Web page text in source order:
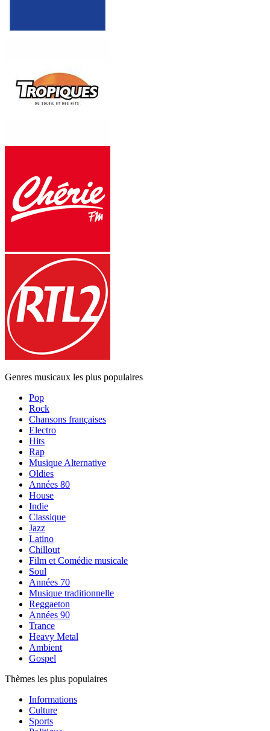
Genres musicaux les plus populaires
Pop
Rock
Chansons françaises
Electro
Hits
Rap
Musique Alternative
Oldies
Années 80
House
Indie
Classique
Jazz
Latino
Chillout
Film et Comédie musicale
Soul
Années 70
Musique traditionnelle
Reggaeton
Années 90
Trance
Heavy Metal
Ambient
Gospel
Thèmes les plus populaires
Informations
Culture
Sports